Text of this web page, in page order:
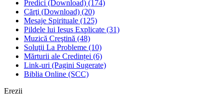
Predici (Download) (174)
Cărţi (Download) (20)
Mesaje Spirituale (125)
Pildele lui Iesus Explicate (31)
Muzică Creştină (48)
Soluţii La Probleme (10)
Mărturii ale Credinței (6)
Link-uri (Pagini Sugerate)
Biblia Online (SCC)
Erezii